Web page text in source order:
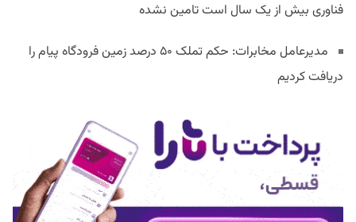
فناوری بیش از یک سال است تامین نشده
مدیرعامل مخابرات: حکم تملک ۵۰ درصد زمین فرودگاه پیام را
دریافت کردیم